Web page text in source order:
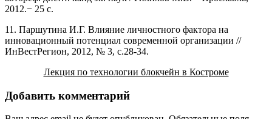
2012.− 25 с.
11. Паршутина И.Г. Влияние личностного фактора на
инновационный потенциал современной организации //
ИнВестРегион, 2012, № 3, с.28-34.
Лекция по технологии блокчейн в Костроме
Добавить комментарий